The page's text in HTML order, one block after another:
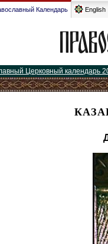
Календарь English
Церковный календарь